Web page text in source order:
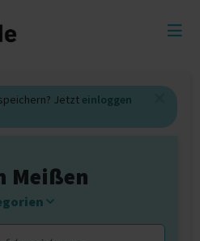
Jetzt einloggen
Meißen